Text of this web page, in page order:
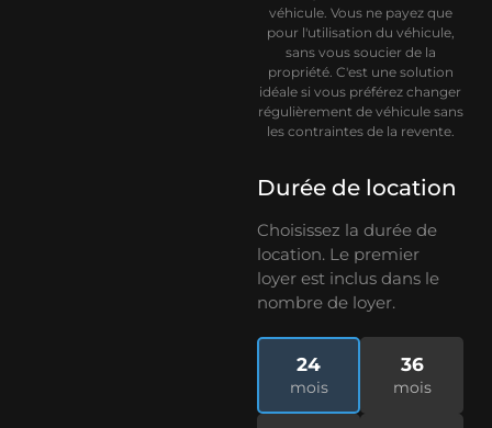
véhicule. Vous ne payez que
pour l'utilisation du véhicule,
sans vous soucier de la
propriété. C'est une solution
idéale si vous préférez changer
régulièrement de véhicule sans
les contraintes de la revente.
Durée de location
Choisissez la durée de
location. Le premier
loyer est inclus dans le
nombre de loyer.
24
mois
36
mois